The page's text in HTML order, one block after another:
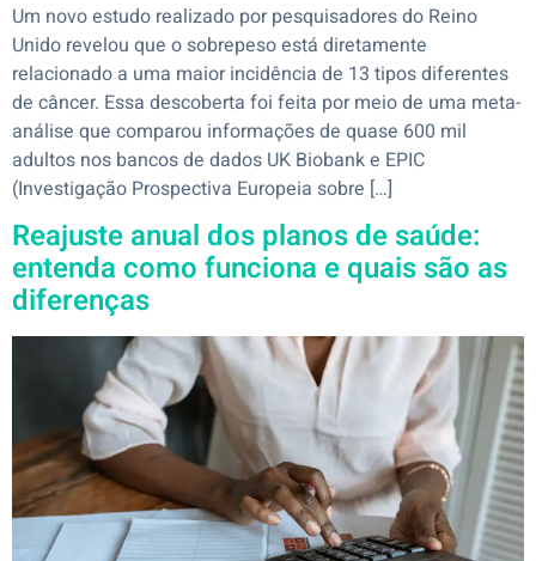
Um novo estudo realizado por pesquisadores do Reino
Unido revelou que o sobrepeso está diretamente
relacionado a uma maior incidência de 13 tipos diferentes
de câncer. Essa descoberta foi feita por meio de uma meta-
análise que comparou informações de quase 600 mil
adultos nos bancos de dados UK Biobank e EPIC
(Investigação Prospectiva Europeia sobre […]
Reajuste anual dos planos de saúde:
entenda como funciona e quais são as
diferenças